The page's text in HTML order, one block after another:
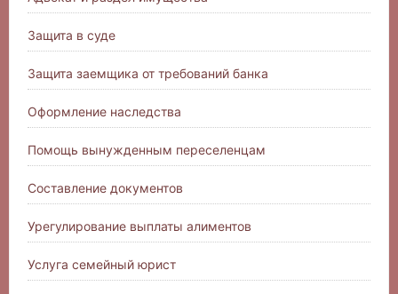
Защита в суде
Защита заемщика от требований банка
Оформление наследства
Помощь вынужденным переселенцам
Составление документов
Урегулирование выплаты алиментов
Услуга семейный юрист